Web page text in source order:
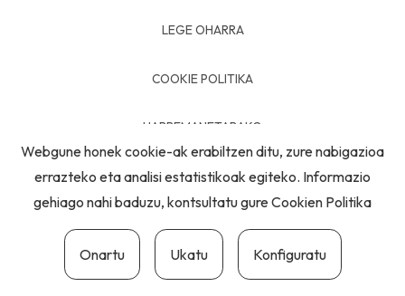
LEGE OHARRA
COOKIE POLITIKA
HARREMANETARAKO
Webgune honek cookie-ak erabiltzen ditu, zure nabigazioa
errazteko eta analisi estatistikoak egiteko. Informazio
gehiago nahi baduzu, kontsultatu gureCookien Politika
Onartu Ukatu Konfiguratu